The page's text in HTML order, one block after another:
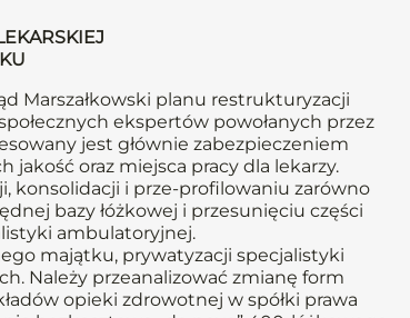
Marszałkowski planu restrukturyzacji
ekspertów powołanych przez
jest głównie zabezpieczeniem
jakość oraz miejsca pracy dla lekarzy.
konsolidacji i prze-profilowaniu zarówno
bazy łóżkowej i przesunięciu części
ambulatoryjnej.
majątku, prywatyzacji specjalistyki
Należy przeanalizować zmianę form
opieki zdrowotnej w spółki prawa